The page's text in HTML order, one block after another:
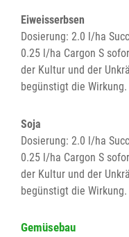
Eiweisserbsen
Dosierung: 2.0 l/ha
0.25 l/ha Cargon S
der Kultur und der
begünstigt die Wirkung.
Soja
Dosierung: 2.0 l/ha
0.25 l/ha Cargon S
der Kultur und der
begünstigt die Wirkung.
Gemüsebau